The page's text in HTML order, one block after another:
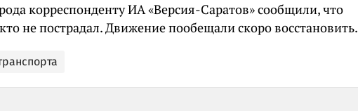
корреспонденту ИА «Версия-Саратов» сообщили, что
не пострадал. Движение пообещали скоро восстановить.